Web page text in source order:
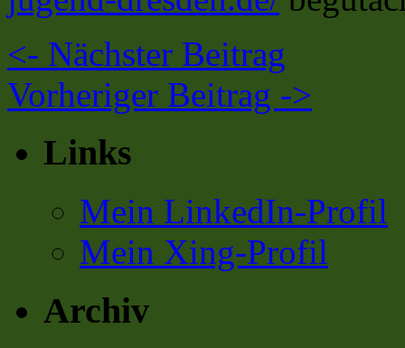
<- Nächster Beitrag
Vorheriger Beitrag ->
Links
Mein LinkedIn-Profil
Mein Xing-Profil
Archiv